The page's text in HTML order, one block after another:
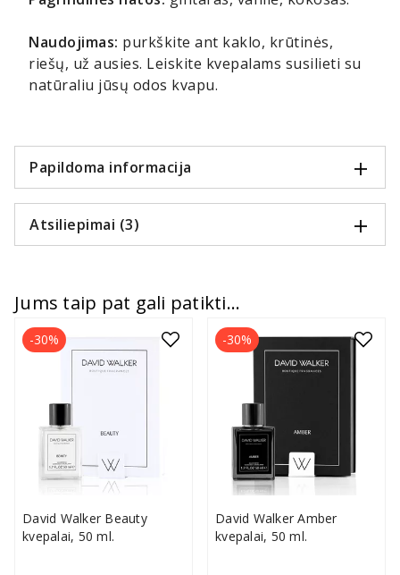
Naudojimas: purkškite ant kaklo, krūtinės,
riešų, už ausies. Leiskite kvepalams susilieti su
natūraliu jūsų odos kvapu.
Papildoma informacija
Atsiliepimai (3)
Jums taip pat gali patikti...
David Walker Beauty
kvepalai, 50 ml.
-30%
David Walker Amber
kvepalai, 50 ml.
-30%